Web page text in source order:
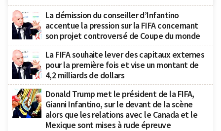
La démission du conseiller d’Infantino
accentue la pression sur la FIFA concernant
son projet controversé de Coupe du monde
La FIFA souhaite lever des capitaux externes
pour la première fois et vise un montant de
4,2 milliards de dollars
Donald Trump met le président de la FIFA,
Gianni Infantino, sur le devant de la scène
alors que les relations avec le Canada et le
Mexique sont mises à rude épreuve